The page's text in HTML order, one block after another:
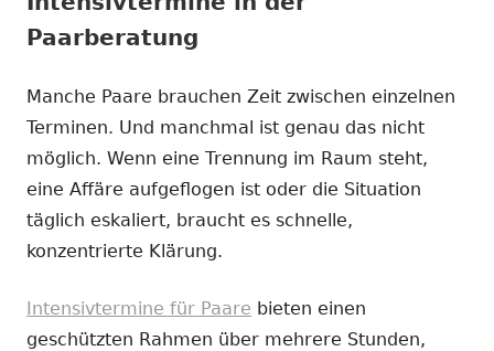
Paarberatung
Manche Paare brauchen Zeit zwischen einzelnen
Terminen. Und manchmal ist genau das nicht
möglich. Wenn eine Trennung im Raum steht,
eine Affäre aufgeflogen ist oder die Situation
täglich eskaliert, braucht es schnelle,
konzentrierte Klärung.
Intensivtermine für Paare bieten einen
geschützten Rahmen über mehrere Stunden,